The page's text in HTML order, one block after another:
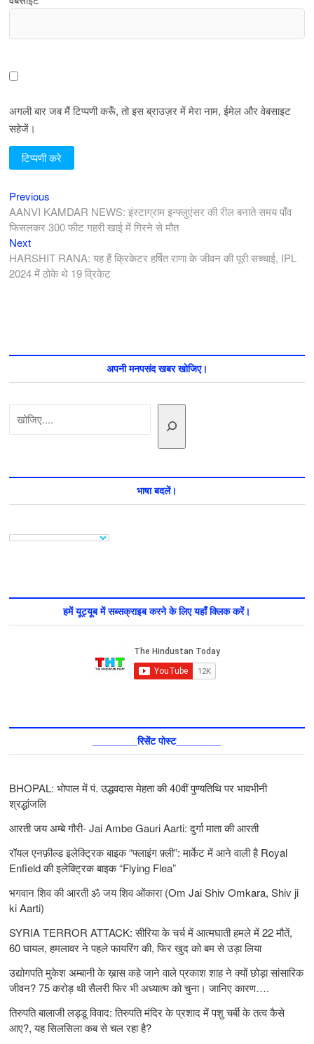
अगली बार जब मैं टिप्पणी करूँ, तो इस ब्राउज़र में मेरा नाम, ईमेल और वेबसाइट
सहेजें।
पोस्ट
नेविगेशन
Previous
post:
AANVI KAMDAR NEWS: इंस्टाग्राम इन्फ्लुएंसर की रील बनाते समय पाँव
फिसलकर 300 फीट गहरी खाई में गिरने से मौत
NextNext
post:
HARSHIT RANA: यह हैं क्रिकेटर हर्षित राणा के जीवन की पूरी सच्चाई, IPL
2024 में ठोके थे 19 व्रिकेट
अपनी मनपसंद खबर खोजिए।
खोजें
भाषा बदलें।
हमें यूट्यूब में सब्सक्राइब करने के लिए यहाँ क्लिक करें।
________रिसेंट पोस्ट________
BHOPAL: भोपाल में पं. उद्धवदास मेहता की 40वीं पुण्यतिथि पर भावभीनी
श्रद्धांजलि
आरती जय अम्बे गौरी- Jai Ambe Gauri Aarti: दुर्गा माता की आरती
रॉयल एनफ़ील्ड इलेक्ट्रिक बाइक “फ्लाइंग फ़्ली”: मार्केट में आने वाली है Royal
Enfield की इलेक्ट्रिक बाइक “Flying Flea”
भगवान शिव की आरती ॐ जय शिव ओंकारा (Om Jai Shiv Omkara, Shiv ji
ki Aarti)
SYRIA TERROR ATTACK: सीरिया के चर्च में आत्मघाती हमले में 22 मौतें,
60 घायल, हमलावर ने पहले फायरिंग की, फिर खुद को बम से उड़ा लिया
उद्योगपति मुकेश अम्बानी के ख़ास कहे जाने वाले प्रकाश शाह ने क्यों छोड़ा सांसारिक
जीवन? 75 करोड़ थी सैलरी फिर भी अध्यात्म को चुना। जानिए कारण….
तिरुपति बालाजी लड्डू विवाद: तिरुपति मंदिर के प्रशाद में पशु चर्बी के तत्‍व कैसे
आए?, यह सिलसिला कब से चल रहा है?